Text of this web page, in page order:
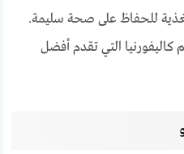
للحفاظ على صحة سليمة.
التي تقدم أفضل